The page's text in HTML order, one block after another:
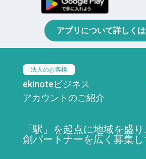
アプリについて詳しく
法人のお客様
ekinoteビジネス
アカウントのご紹介
「駅」を起点に地域を盛
創パートナーを広く募集し